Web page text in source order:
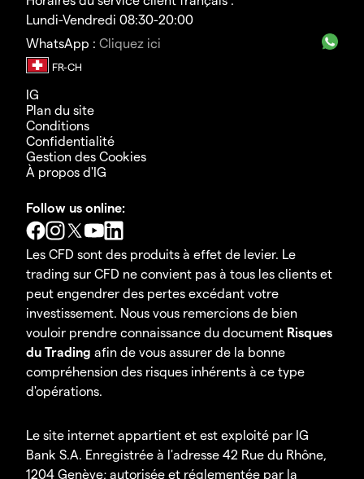
Lundi-Vendredi 08:30-20:00
WhatsApp : Cliquez ici
IG
Plan du site
Conditions
Confidentialité
Gestion des Cookies
À propos d'IG
Follow us online:
Les CFD sont des produits à effet de levier. Le
trading sur CFD ne convient pas à tous les clients et
peut engendrer des pertes excédant votre
investissement. Nous vous remercions de bien
vouloir prendre connaissance du document Risques
du Trading afin de vous assurer de la bonne
compréhension des risques inhérents à ce type
d'opérations.
Le site internet appartient et est exploité par IG
Bank S.A. Enregistrée à l'adresse 42 Rue du Rhône,
1204 Genève; autorisée et réglementée par la